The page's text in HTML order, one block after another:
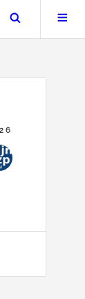
accountZoeken